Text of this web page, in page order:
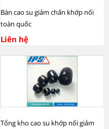
Bán cao su giảm chấn khớp nối
toàn quốc
Liên hệ
Tổng kho cao su khớp nối giảm